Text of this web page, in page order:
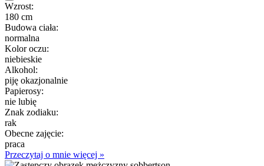
Wzrost:
180 cm
Budowa ciała:
normalna
Kolor oczu:
niebieskie
Alkohol:
piję okazjonalnie
Papierosy:
nie lubię
Znak zodiaku:
rak
Obecne zajęcie:
praca
Przeczytaj o mnie więcej »